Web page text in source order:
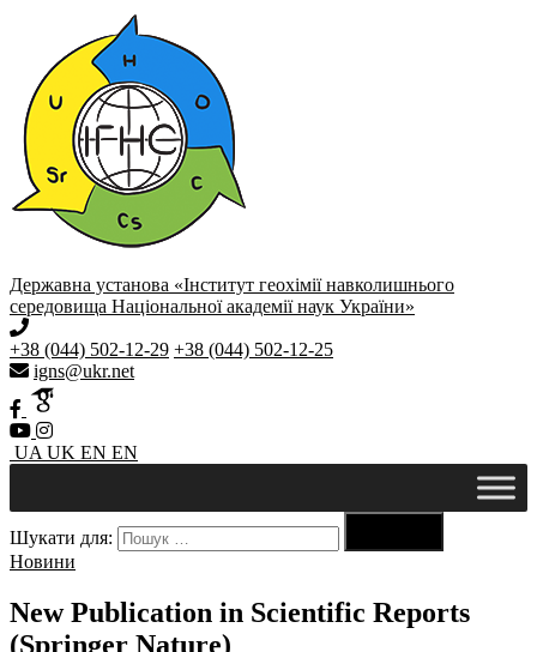
Державна установа «Інститут геохімії навколишнього
середовища Національної академії наук України»
+38 (044) 502-12-29 +38 (044) 502-12-25
igns@ukr.net
UA UK EN EN
Шукати для:
Новини
New Publication in Scientific Reports
(Springer Nature)